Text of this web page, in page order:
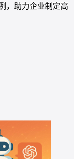
，助力企业制定高